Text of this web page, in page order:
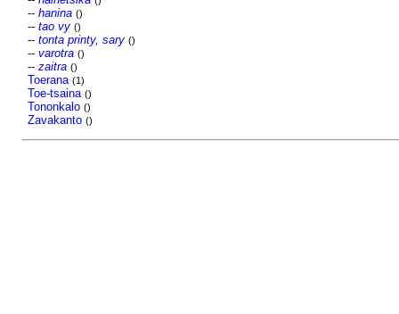
-- hanina ()
-- tao vy ()
-- tonta printy, sary ()
-- varotra ()
-- zaitra ()
Toerana (1)
Toe-tsaina ()
Tononkalo ()
Zavakanto ()